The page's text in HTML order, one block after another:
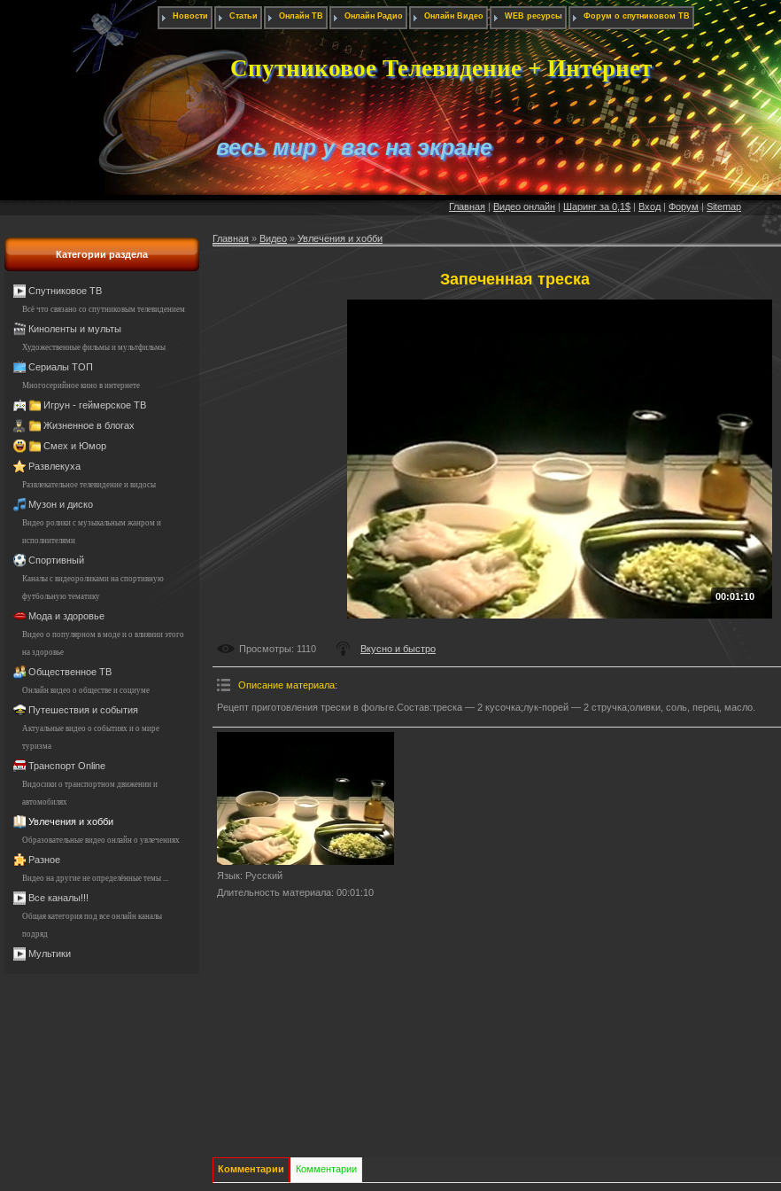
Новости Статьи Онлайн ТВ Онлайн Радио Онлайн Видео WEB ресурсы Форум о спутниковом ТВ
Спутниковое Телевидение + Интернет
весь мир у вас на экране
Главная |Видео онлайн | Шаринг за 0,1$ | Вход | Форум |Sitemap
Категории раздела
Спутниковое ТВ
Всё что связано со спутниковым телевидением
Киноленты и мульты
Художественные фильмы и мультфильмы
Сериалы ТОП
Многосерийное кино в интернете
Игрун - геймерское ТВ
Жизненное в блогах
Смех и Юмор
Развлекуха
Развлекательное телевидение и видосы
Музон и диско
Видео ролики с музыкальным жанром и
исполнителями
Спортивный
Каналы с видеороликами на спортивную
футбольную тематику
Мода и здоровье
Видео о популярном в моде и о влиянии этого
на здоровье
Общественное ТВ
Онлайн видео о обществе и социуме
Путешествия и события
Актуальные видео о событиях и о мире
туризма
Транспорт Online
Видосики о транспортном движении и
автомобилях
Увлечения и хобби
Образовательные видео онлайн о увлечениях
Разное
Видео на другие не определённые темы ...
Все каналы!!!
Общая категория под все онлайн каналы
подряд
Мультики
Главная » Видео » Увлечения и хобби
Запеченная треска
00:01:10
Просмотры: 1110 Вкусно и быстро
Описание материала:
Рецепт приготовления трески в фольге.Состав:треска — 2 кусочка;лук-порей — 2 стручка;оливки, соль, перец, масло.
Язык: Русский
Длительность материала: 00:01:10
Комментарии Комментарии